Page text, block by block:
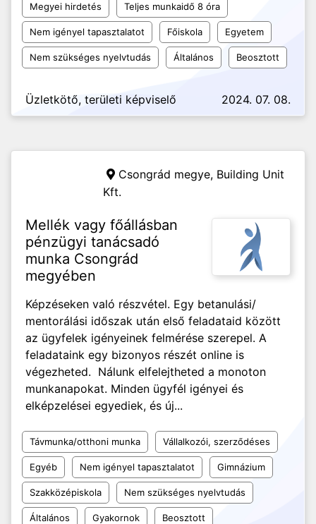
Megyei hirdetés Teljes munkaidő 8 óra
Nem igényel tapasztalatot Főiskola Egyetem
Nem szükséges nyelvtudás Általános Beosztott
Üzletkötő, területi képviselő 2024. 07. 08.
Csongrád megye, Building Unit
Kft.
Mellék vagy főállásban
pénzügyi tanácsadó
munka Csongrád
megyében
Képzéseken való részvétel. Egy betanulási/
mentorálási időszak után első feladataid között
az ügyfelek igényeinek felmérése szerepel. A
feladataink egy bizonyos részét online is
végezheted. Nálunk elfelejtheted a monoton
munkanapokat. Minden ügyfél igényei és
elképzelései egyediek, és új...
Távmunka/otthoni munka Vállalkozói, szerződéses
Egyéb Nem igényel tapasztalatot Gimnázium
Szakközépiskola Nem szükséges nyelvtudás
Általános Gyakornok Beosztott